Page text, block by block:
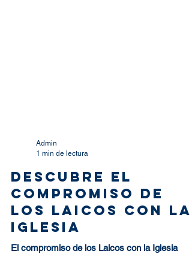
1 min de lectura
Descubre el
compromiso de
los laicos con la
Iglesia